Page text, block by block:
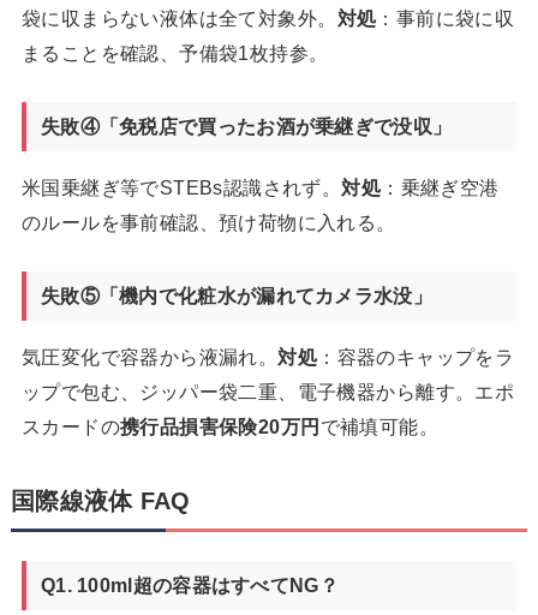
袋に収まらない液体は全て対象外。 対処 ：事前に袋に収
まることを確認、予備袋1枚持参。
失敗④「免税店で買ったお酒が乗継ぎで没収」
米国乗継ぎ等でSTEBs認識されず。対処 ：乗継ぎ空港
のルールを事前確認、預け荷物に入れる。
失敗⑤「機内で化粧水が漏れてカメラ水没」
気圧変化で容器から液漏れ。対処 ：容器のキャップをラ
ップで包む、ジッパー袋二重、電子機器から離す。エポ
スカードの携行品損害保険20万円 で補填可能。
国際線液体 FAQ
Q1. 100ml超の容器はすべてNG？